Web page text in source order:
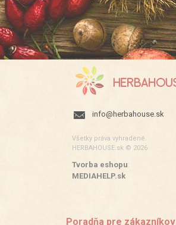
info@herbahouse.sk
Všetky práva vyhradené.
HERBAHOUSE.sk © 2026
Tvorba eshopu:
MEDIAHELP.sk
Poradňa pre zákazníkov